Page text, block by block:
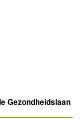
Gezondheidslaan